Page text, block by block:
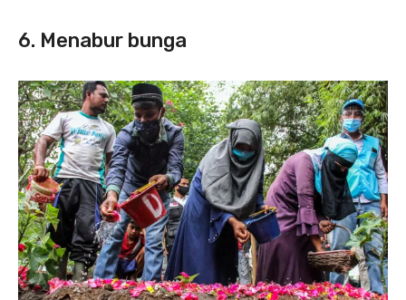
6. Menabur bunga